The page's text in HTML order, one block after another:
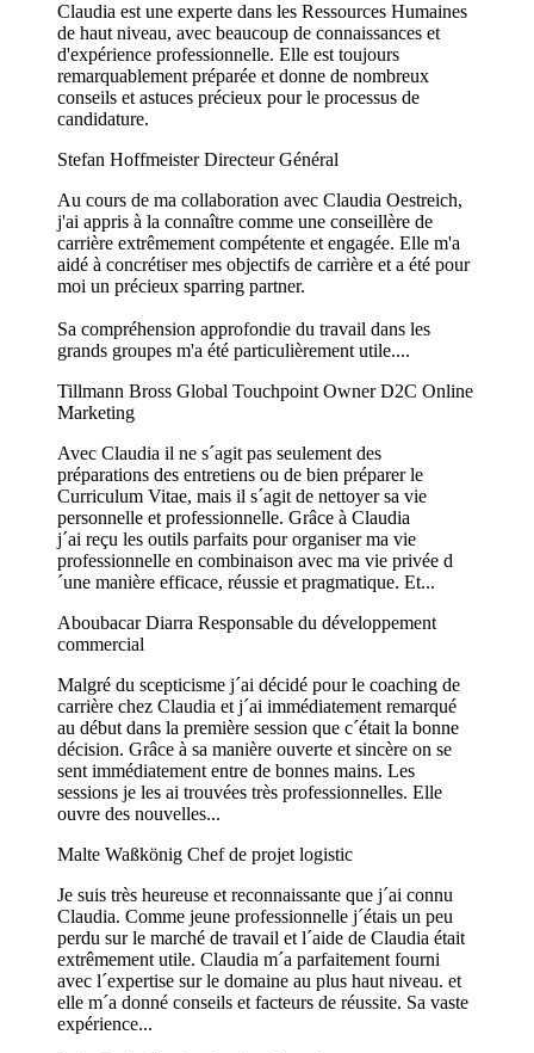
Claudia est une experte dans les Ressources Humaines
de haut niveau, avec beaucoup de connaissances et
d'expérience professionnelle. Elle est toujours
remarquablement préparée et donne de nombreux
conseils et astuces précieux pour le processus de
candidature.
Stefan HoffmeisterDirecteur Général
Au cours de ma collaboration avec Claudia Oestreich,
j'ai appris à la connaître comme une conseillère de
carrière extrêmement compétente et engagée. Elle m'a
aidé à concrétiser mes objectifs de carrière et a été pour
moi un précieux sparring partner.
Sa compréhension approfondie du travail dans les
grands groupes m'a été particulièrement utile....
Tillmann Bross Global Touchpoint Owner D2C Online
Marketing
Avec Claudia il ne s´agit pas seulement des
préparations des entretiens ou de bien préparer le
Curriculum Vitae, mais il s´agit de nettoyer sa vie
personnelle et professionnelle. Grâce à Claudia
j´ai reçu les outils parfaits pour organiser ma vie
professionnelle en combinaison avec ma vie privée d
´une manière efficace, réussie et pragmatique. Et...
Aboubacar Diarra Responsable du développement
commercial
Malgré du scepticisme j´ai décidé pour le coaching de
carrière chez Claudia et j´ai immédiatement remarqué
au début dans la première session que c´était la bonne
décision. Grâce à sa manière ouverte et sincère on se
sent immédiatement entre de bonnes mains. Les
sessions je les ai trouvées très professionnelles. Elle
ouvre des nouvelles...
Malte Waßkönig Chef de projet logistic
Je suis très heureuse et reconnaissante que j´ai connu
Claudia. Comme jeune professionnelle j´étais un peu
perdu sur le marché de travail et l´aide de Claudia était
extrêmement utile. Claudia m´a parfaitement fourni
avec l´expertise sur le domaine au plus haut niveau. et
elle m´a donné conseils et facteurs de réussite. Sa vaste
expérience...